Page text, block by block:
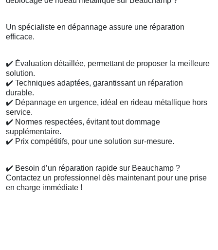
Un spécialiste en dépannage assure une réparation
efficace.
✔️ Évaluation détaillée, permettant de proposer la meilleure
solution.
✔️ Techniques adaptées, garantissant un réparation
durable.
✔️ Dépannage en urgence, idéal en rideau métallique hors
service.
✔️ Normes respectées, évitant tout dommage
supplémentaire.
✔️ Prix compétitifs, pour une solution sur-mesure.
✔️ Besoin d’un réparation rapide sur Beauchamp ?
Contactez un professionnel dès maintenant pour une prise
en charge immédiate !